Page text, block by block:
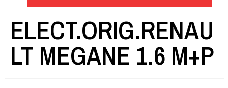
ELECT.ORIG.RENAU
LT MEGANE 1.6 M+P